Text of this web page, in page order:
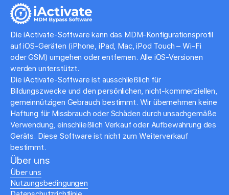
Die iActivate-Software kann das MDM-Konfigurationsprofil
auf iOS-Geräten (iPhone, iPad, Mac, iPod Touch – Wi-Fi
oder GSM) umgehen oder entfernen. Alle iOS-Versionen
werden unterstützt.
Die iActivate-Software ist ausschließlich für
Bildungszwecke und den persönlichen, nicht-kommerziellen,
gemeinnützigen Gebrauch bestimmt. Wir übernehmen keine
Haftung für Missbrauch oder Schäden durch unsachgemäße
Verwendung, einschließlich Verkauf oder Aufbewahrung des
Geräts. Diese Software ist nicht zum Weiterverkauf
bestimmt.
Über uns
Über uns
Nutzungsbedingungen